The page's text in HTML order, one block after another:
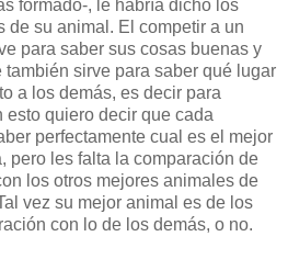
formado-, le habría dicho los
de su animal. El competir a un
para saber sus cosas buenas y
también sirve para saber qué lugar
a los demás, es decir para
esto quiero decir que cada
perfectamente cual es el mejor
pero les falta la comparación de
los otros mejores animales de
vez su mejor animal es de los
con lo de los demás, o no.